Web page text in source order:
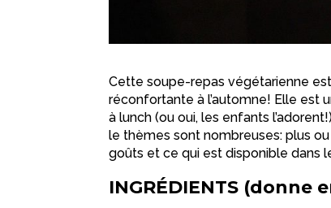
Cette soupe-repas végétarienne
réconfortante à l’automne! Elle est
à lunch (ou oui, les enfants
le thèmes sont nombreuses: plus
goûts et ce qui est disponible dans
INGRÉDIENTS (donne